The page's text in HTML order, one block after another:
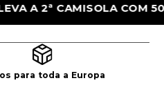
para toda a Europa